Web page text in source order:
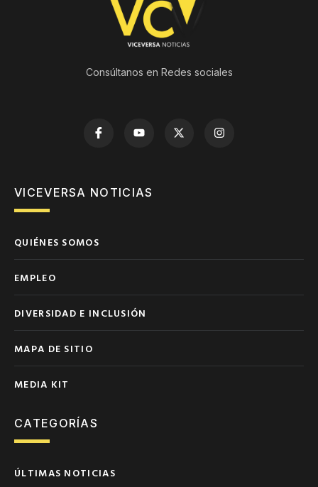
Consúltanos en Redes sociales
VICEVERSA NOTICIAS
QUIÉNES SOMOS
EMPLEO
DIVERSIDAD E INCLUSIÓN
MAPA DE SITIO
MEDIA KIT
CATEGORÍAS
ÚLTIMAS NOTICIAS